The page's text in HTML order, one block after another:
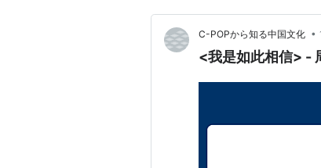
C-POPから知る中国文化 •
<我是如此相信> -